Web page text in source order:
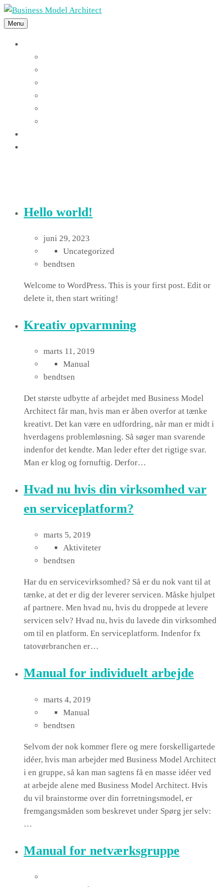
Menu
Hello world!
juni 29, 2023
Uncategorized
bendtsen
Welcome to WordPress. This is your first post. Edit or
delete it, then start writing!
Kreativ opvarmning
marts 11, 2019
Manual
bendtsen
Det største udbytte af arbejdet med Business Model
Architect får man, hvis man er åben overfor at tænke
kreativt. Det kan være en udfordring, når man er midt i
hverdagens problemløsning. Så søger man svarende
indenfor det kendte. Man leder efter det rigtige svar.
Man er klog og fornuftig. Derfor…
Hvad nu hvis din virksomhed var
en serviceplatform?
marts 5, 2019
Aktiviteter
bendtsen
Har du en servicevirksomhed? Så er du nok vant til at
tænke, at det er dig der leverer servicen. Måske hjulpet
af partnere. Men hvad nu, hvis du droppede at levere
servicen selv? Hvad nu, hvis du lavede din virksomhed
om til en platform. En serviceplatform. Indenfor fx
tatovørbranchen er…
Manual for individuelt arbejde
marts 4, 2019
Manual
bendtsen
Selvom der nok kommer flere og mere forskelligartede
idéer, hvis man arbejder med Business Model Architect
i en gruppe, så kan man sagtens få en masse idéer ved
at arbejde alene med Business Model Architect. Hvis
du vil brainstorme over din forretningsmodel, er
fremgangsmåden som beskrevet under Spørg jer selv:
…
Manual for netværksgruppe